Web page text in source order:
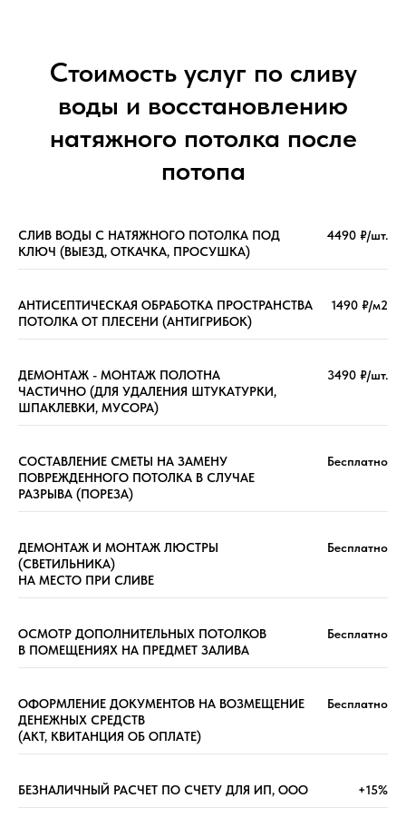
Стоимость услуг по сливу
воды и восстановлению
натяжного потолка после
потопа
СЛИВ ВОДЫ С НАТЯЖНОГО ПОТОЛКА ПОД
КЛЮЧ (ВЫЕЗД, ОТКАЧКА, ПРОСУШКА)
4490 ₽/шт.
АНТИСЕПТИЧЕСКАЯ ОБРАБОТКА ПРОСТРАНСТВА
ПОТОЛКА ОТ ПЛЕСЕНИ (АНТИГРИБОК)
1490 ₽/м2
ДЕМОНТАЖ - МОНТАЖ ПОЛОТНА
ЧАСТИЧНО (ДЛЯ УДАЛЕНИЯ ШТУКАТУРКИ,
ШПАКЛЕВКИ, МУСОРА)
3490 ₽/шт.
СОСТАВЛЕНИЕ СМЕТЫ НА ЗАМЕНУ
ПОВРЕЖДЕННОГО ПОТОЛКА В СЛУЧАЕ
РАЗРЫВА (ПОРЕЗА)
Бесплатно
ДЕМОНТАЖ И МОНТАЖ ЛЮСТРЫ
(СВЕТИЛЬНИКА)
НА МЕСТО ПРИ СЛИВЕ
Бесплатно
ОСМОТР ДОПОЛНИТЕЛЬНЫХ ПОТОЛКОВ
В ПОМЕЩЕНИЯХ НА ПРЕДМЕТ ЗАЛИВА
Бесплатно
ОФОРМЛЕНИЕ ДОКУМЕНТОВ НА ВОЗМЕЩЕНИЕ
ДЕНЕЖНЫХ СРЕДСТВ
(АКТ, КВИТАНЦИЯ ОБ ОПЛАТЕ)
Бесплатно
БЕЗНАЛИЧНЫЙ РАСЧЕТ ПО СЧЕТУ ДЛЯ ИП, ООО +15%